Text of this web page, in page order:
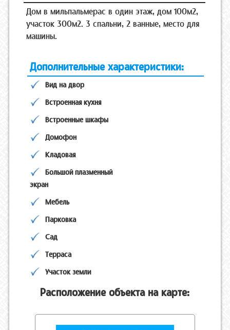
Дом в мильпальмерас в один этаж, дом 100м2,
участок 300м2. 3 спальни, 2 ванные, место для
машины.
Дополнительные характеристики:
Вид на двор
Встроенная кухня
Встроенные шкафы
Домофон
Кладовая
Большой плазменный
экран
Мебель
Парковка
Сад
Терраса
Участок земли
Расположение объекта на карте: